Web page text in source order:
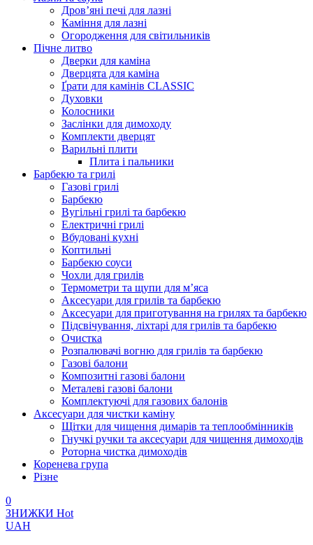
Дров’яні печі для лазні
Каміння для лазні
Огородження для світильників
Пічне литво
Дверки для каміна
Дверцята для каміна
Ґрати для камінів CLASSIC
Духовки
Колосники
Заслінки для димоходу
Комплекти дверцят
Варильні плити
Плита і пальники
Барбекю та грилі
Газові грилі
Барбекю
Вугільні грилі та барбекю
Електричні грилі
Вбудовані кухні
Коптильні
Барбекю соуси
Чохли для грилів
Термометри та щупи для м’яса
Аксесуари для грилів та барбекю
Аксесуари для приготування на грилях та барбекю
Підсвічування, ліхтарі для грилів та барбекю
Очистка
Розпалювачі вогню для грилів та барбекю
Газові балони
Композитні газові балони
Металеві газові балони
Комплектуючі для газових балонів
Аксесуари для чистки каміну
Щітки для чищення димарів та теплообмінників
Гнучкі ручки та аксесуари для чищення димоходів
Роторна чистка димоходів
Коренева група
Різне
0
ЗНИЖКИ Hot
UAH